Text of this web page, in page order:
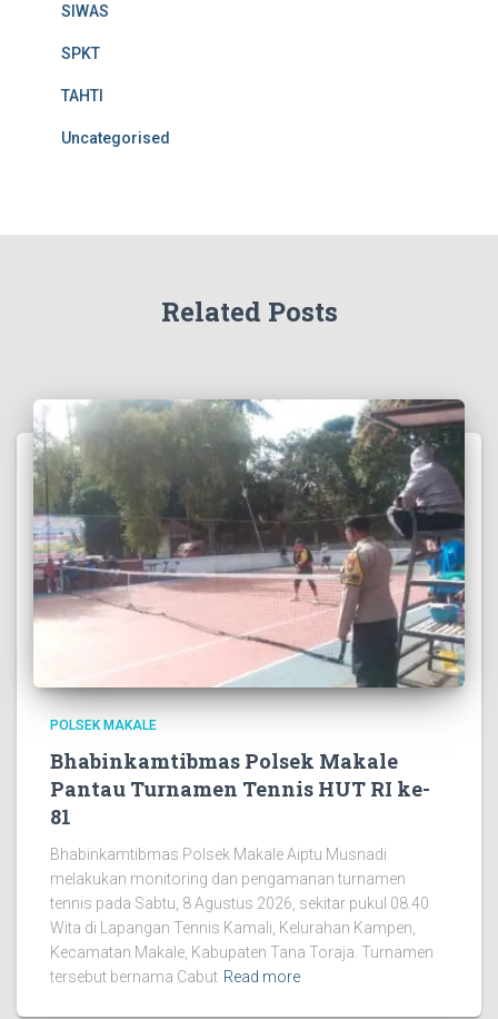
SIWAS
SPKT
TAHTI
Uncategorised
Related Posts
POLSEK MAKALE
Bhabinkamtibmas Polsek Makale
Pantau Turnamen Tennis HUT RI ke-
81
Bhabinkamtibmas Polsek Makale Aiptu Musnadi
melakukan monitoring dan pengamanan turnamen
tennis pada Sabtu, 8 Agustus 2026, sekitar pukul 08.40
Wita di Lapangan Tennis Kamali, Kelurahan Kampen,
Kecamatan Makale, Kabupaten Tana Toraja. Turnamen
tersebut bernama Cabut Read more